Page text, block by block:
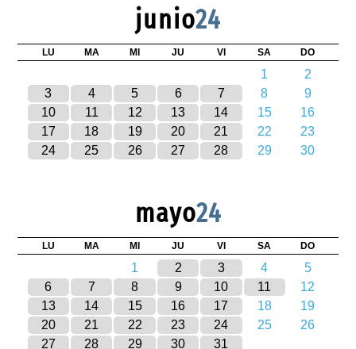
junio24
LU MA MI JU VI SA DO
1
2
3
4 5 6 7 8
9
10
11 12 13 14 15
16
17
18 19 20 21 22
23
24
25 26 27 28 29 30
mayo24
LU MA MI JU VI SA DO
1 2 3 4
5
6
7 8 9 10 11
12
13
14 15 16 17 18
19
20
21 22 23 24 25
26
27
28 29 30 31